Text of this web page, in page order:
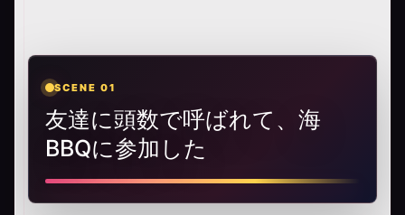
SCENE 01
友達に頭数で呼ばれて、海
BBQに参加した